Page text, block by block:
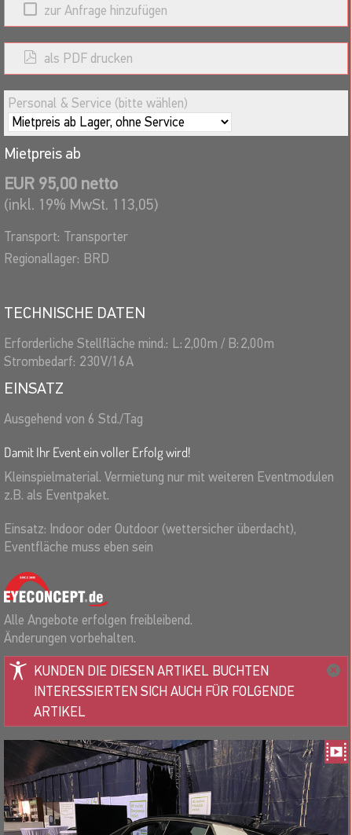
zur Anfrage hinzufügen
als PDF drucken
Personal & Service (bitte wählen)
Mietpreis ab
EUR 95,00 netto
(inkl. 19% MwSt. 113,05)
Transport: Transporter
Regionallager: BRD
TECHNISCHE DATEN
Erforderliche Stellfläche mind.: L:2,00m / B:2,00m
Strombedarf: 230V/16A
EINSATZ
Ausgehend von 6 Std./Tag
Damit Ihr Event ein voller Erfolg wird!
Kleinspielmaterial. Vermietung nur mit weiteren Eventmodulen
z.B. als Eventpaket.
Einsatz: Indoor oder Outdoor (wettersicher überdacht),
Eventfläche muss eben sein
Alle Angebote erfolgen freibleibend.
Änderungen vorbehalten.
KUNDEN DIE DIESEN ARTIKEL BUCHTEN
INTERESSIERTEN SICH AUCH FÜR FOLGENDE
ARTIKEL